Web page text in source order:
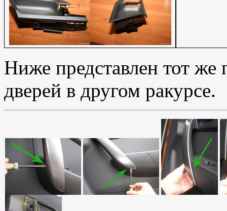
Ниже представлен тот же
дверей в другом ракурсе.